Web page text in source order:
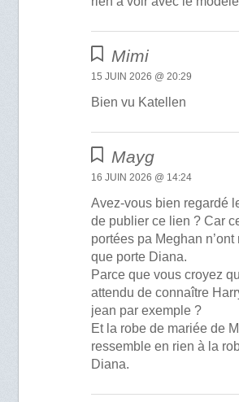
Mimi
15 JUIN 2026 @ 20:29
Bien vu Katellen
Mayg
16 JUIN 2026 @ 14:24
Avez-vous bien regardé
de publier ce lien ? Car
portées pa Meghan
que porte Diana.
Parce que vous croyez
attendu de connaître
jean par exemple ?
Et la robe de mariée de
ressemble en rien à la
Diana.